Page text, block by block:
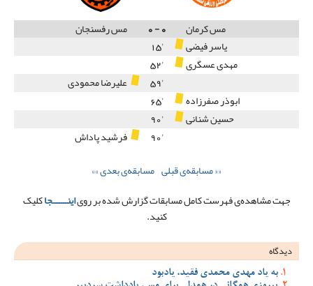
مس کرمان 0
-
0
مس رفسنجان
یاسر فیضی
'15
مهدی عسگری
'52
'59
علیرضا محمودی
ابوذر صفرزاده
'65
حسین شنانی
'90
'90
فرشید پاداش
«« مسابقه‌ی قبلی مسابقه‌ی بعدی »»
جهت مشاهده‌ی فهرست کامل مسابقات گزارش شده بر رویاینـــــــجاکلیک
کنید.
دیدگاه
به یاد مهدی محمدی فقید، یادبود